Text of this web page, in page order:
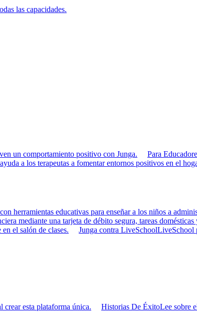
las capacidades.
un comportamiento positivo con Junga. Para
a los terapeutas a fomentar entornos positivos en el
herramientas educativas para enseñar a los niños a
mediante una tarjeta de débito segura, tareas
el salón de clases.
Junga contra LiveSchoolLiveSchool
crear esta plataforma única. Historias De ÉxitoLee sobre